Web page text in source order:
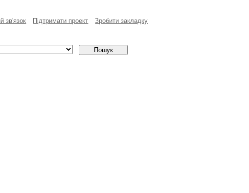
зв'язок Пiдтримати проект Зробити закладку